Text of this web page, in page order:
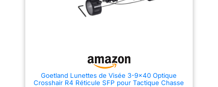
Les lentilles avec
revêtement antireflet
faible luminosité.
d'aluminium de qualité
aérospatiale avec joint torique
et remplissage à l'azote pour
Compatibilité universelle : livré
avec deux paires d'anneaux de
montage pour les montures
Weaver 20 mm et Dovetail 11
nécessaire pour différentes
Goetland Lunettes de Visée 3-9x40 Optique
Crosshair R4 Réticule SFP pour Tactique Chasse